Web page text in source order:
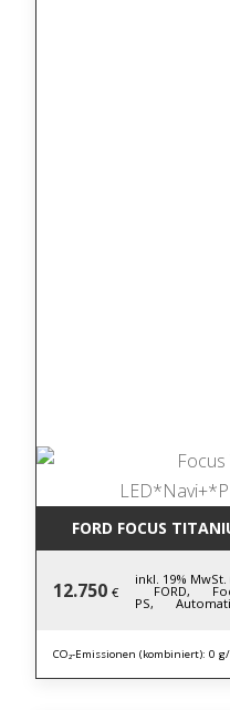
FORD FOCUS
12.750 €
inkl. 19% MwSt.
FORD,
PS,
CO₂-Emissionen (kombiniert): 0